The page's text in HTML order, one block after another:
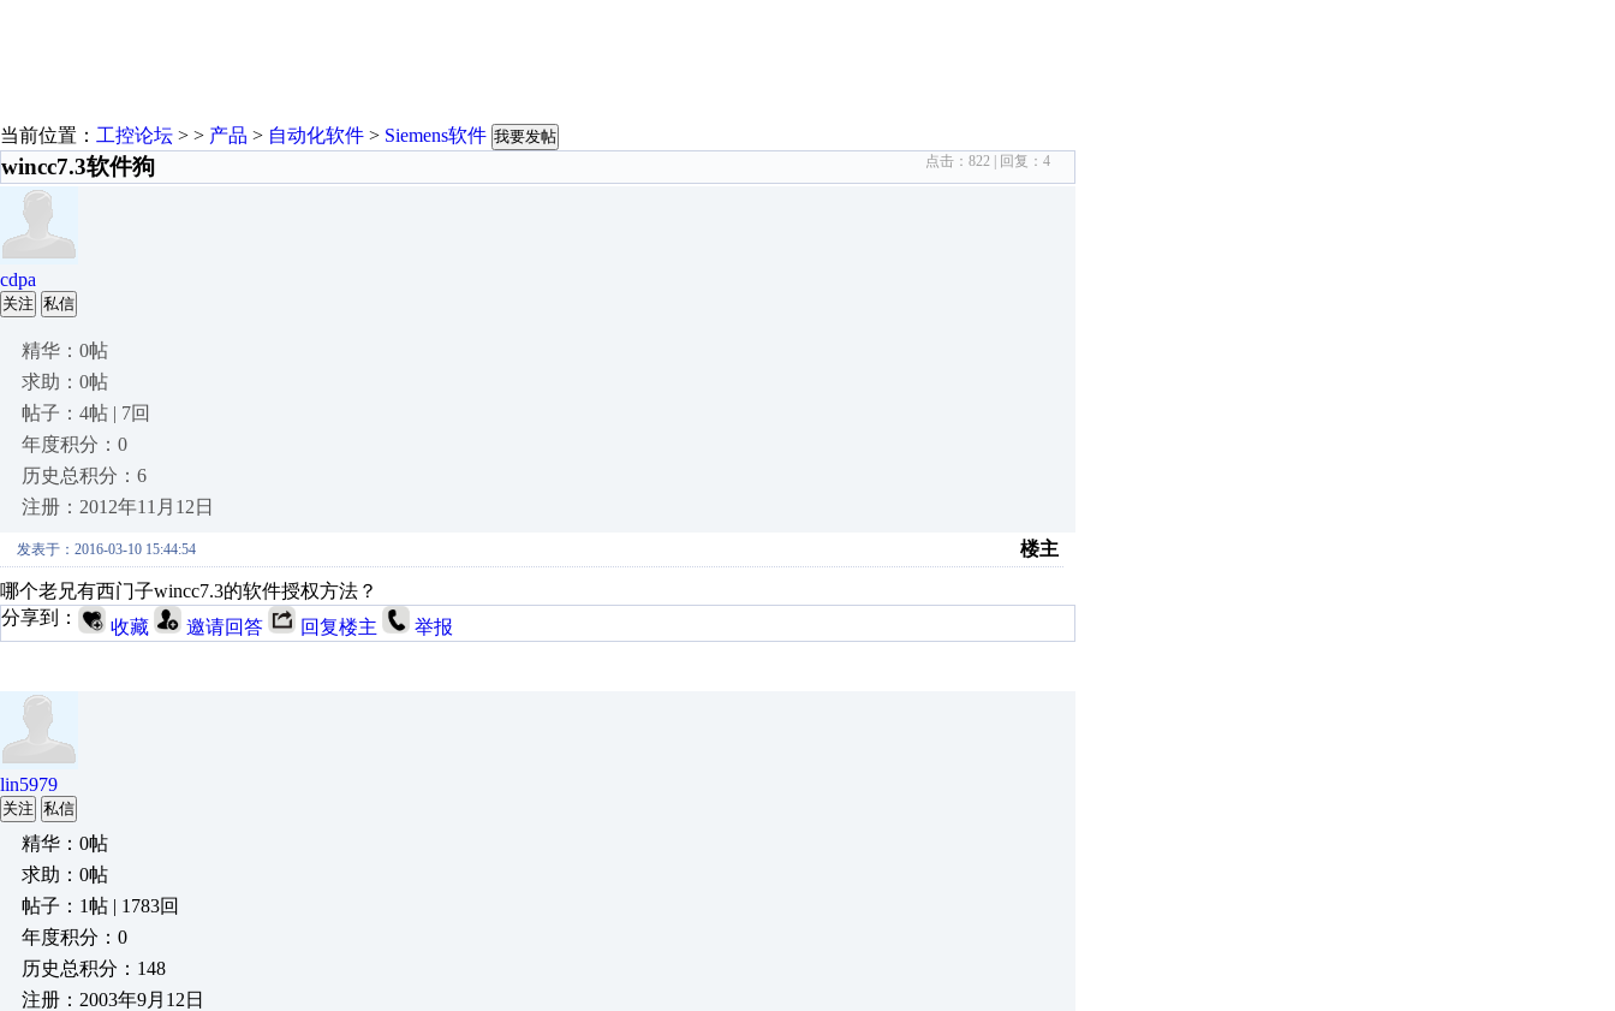
当前位置： 工控论坛 > > 产品 > 自动化软件 > Siemens软件 我要发帖
wincc7.3软件狗 点击： 822 | 回复： 4
cdpa
关注 私信
精华：0帖
求助：0帖
帖子：4帖 | 7回
年度积分：0
历史总积分：6
注册：2012年11月12日
发表于：2016-03-10 15:44:54 楼主
哪个老兄有西门子wincc7.3的软件授权方法？
分享到：
收藏 邀请回答 回复楼主 举报
lin5979
关注 私信
精华：0帖
求助：0帖
帖子：1帖 | 1783回
年度积分：0
历史总积分：148
注册：2003年9月12日